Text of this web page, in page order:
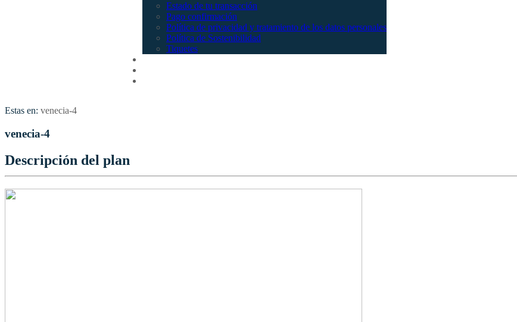
Estado de tu transacción
Pago confirmación
Política de privacidad y tratamiento de los datos personales
Política de Sostenibilidad
Tiquetes
Estas en: venecia-4
venecia-4
Descripción del plan